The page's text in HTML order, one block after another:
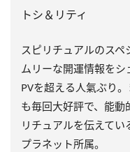
トシ＆リティ
スピリチュアルのス
ムリーな開運情報を
PVを超える人氣ぶり
も毎回大好評で、能
リチュアルを伝えて
プラネット所属。